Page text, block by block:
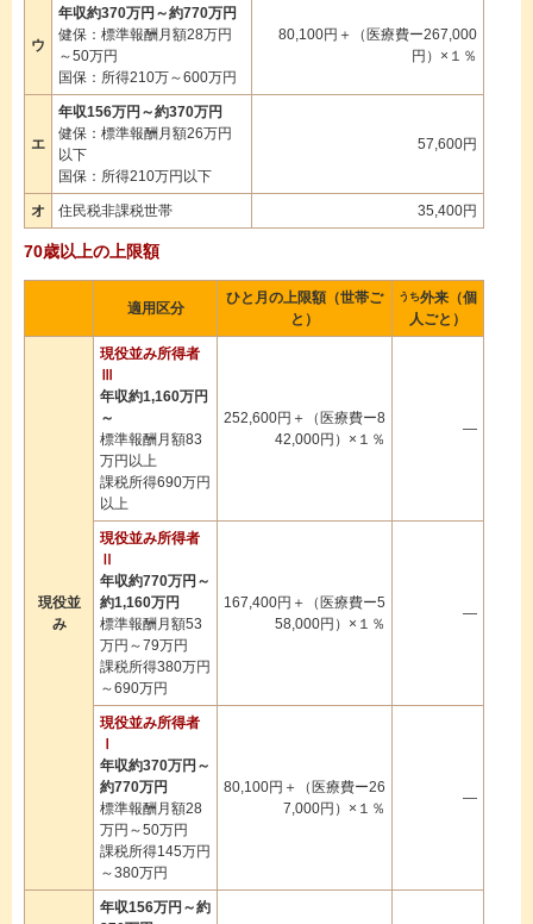
ウ
年収約370万円～約770万円
健保：標準報酬月額28万円
～50万円
国保：所得210万～600万円
80,100円＋（医療費ー267,000
円）×１％
エ
年収156万円～約370万円
健保：標準報酬月額26万円
以下
国保：所得210万円以下
57,600円
オ 住民税非課税世帯 35,400円
70歳以上の上限額
適用区分
ひと月の上限額（世帯ご
と）
うち外来（個
人ごと）
現役並
み
現役並み所得者
年収約1,160万円
～
標準報酬月額83
万円以上
課税所得690万円
以上
252,600円＋（医療費ー8
42,000円）×１％
―
現役並み所得者
年収約770万円～
約1,160万円
標準報酬月額53
万円～79万円
課税所得380万円
～690万円
167,400円＋（医療費ー5
58,000円）×１％
―
現役並み所得者
年収約370万円～
約770万円
標準報酬月額28
万円～50万円
課税所得145万円
～380万円
80,100円＋（医療費ー26
7,000円）×１％
―
年収156万円～約